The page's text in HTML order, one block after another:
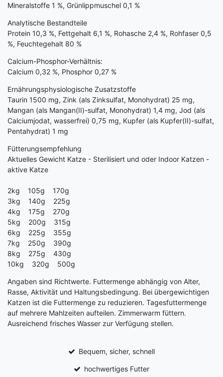
Mineralstoffe 1 %, Grünlippmuschel 0,1 %
Analytische Bestandteile
Protein 10,3 %, Fettgehalt 6,1 %, Rohasche 2,4 %, Rohfaser 0,5
%, Feuchtegehalt 80 %
Calcium-Phosphor-Verhältnis:
Calcium 0,32 %, Phosphor 0,27 %
Ernährungsphysiologische Zusatzstoffe
Taurin 1500 mg, Zink (als Zinksulfat, Monohydrat) 25 mg,
Mangan (als Mangan(II)-sulfat, Monohydrat) 1,4 mg, Jod (als
Calcium­jodat, wasserfrei) 0,75 mg, Kupfer (als Kupfer(II)-sulfat,
Pentahydrat) 1 mg
Fütterungsempfehlung
Aktuelles Gewicht Katze - Sterilisiert und oder Indoor Katzen -
aktive Katze
2kg 105g 170g
3kg 140g 225g
4kg 175g 270g
5kg 200g 315g
6kg 225g 355g
7kg 250g 390g
8kg 275g 430g
10kg 320g 500g
Angaben sind Richtwerte. Futtermenge abhängig von Alter,
Rasse, Aktivität und Haltungsbedingung. Bei übergewichtigen
Katzen ist die Futtermenge zu reduzieren. Tagesfuttermenge
auf mehrere Mahlzeiten aufteilen. Zimmerwarm füttern.
Ausreichend frisches Wasser zur Verfügung stellen.
Bequem, sicher, schnell
hochwertiges Futter